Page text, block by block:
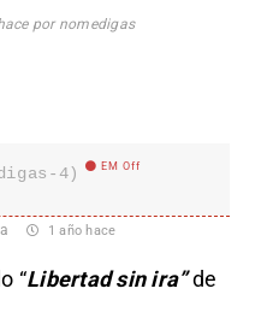
por nomedigas
4) EM Off
1 año hace
“Libertad sin ira” de